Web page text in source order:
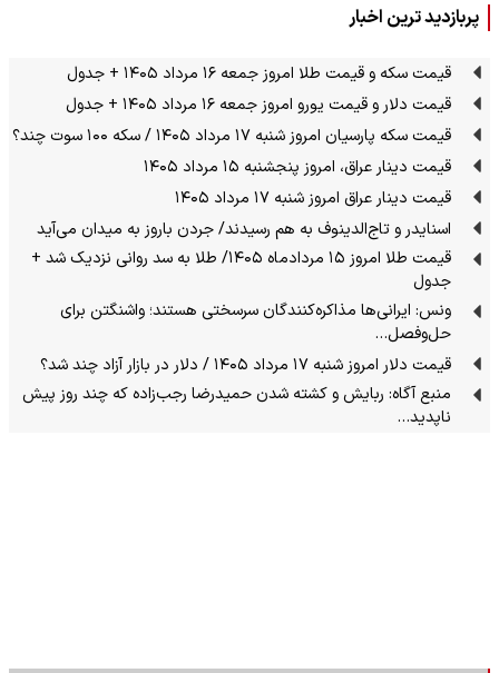
پربازدید ترین اخبار
قیمت سکه و قیمت طلا امروز جمعه ۱۶ مرداد ۱۴۰۵ + جدول
قیمت دلار و قیمت یورو امروز جمعه ۱۶ مرداد ۱۴۰۵ + جدول
قیمت سکه پارسیان امروز شنبه ۱۷ مرداد ۱۴۰۵ / سکه ۱۰۰ سوت چند؟
قیمت دینار عراق، امروز پنجشنبه ۱۵ مرداد ۱۴۰۵
قیمت دینار عراق امروز شنبه ۱۷ مرداد ۱۴۰۵
اسنایدر و تاج‌الدینوف به هم رسیدند/ جردن باروز به میدان می‌آید
قیمت طلا امروز ۱۵ مردادماه ۱۴۰۵/ طلا به سد روانی نزدیک شد +
جدول
ونس: ایرانی‌ها مذاکره‌کنندگان سرسختی هستند؛ واشنگتن برای
حل‌وفصل…
قیمت دلار امروز شنبه ۱۷ مرداد ۱۴۰۵ / دلار در بازار آزاد چند شد؟
منبع آگاه: ربایش و کشته شدن حمیدرضا رجب‌زاده که چند روز پیش
ناپدید…